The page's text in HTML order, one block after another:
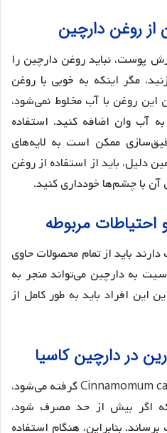
روغن دارچین
پوست، نباید روغن دارچین را
مگر اینکه به خوبی با روغن
روغن با آب مخلوط نمی‌شود،
آب وان اضافه کنید. استفاده
ممکن است به لایه‌های
دلیل، باید از استفاده از روغن
آن با چشم‌ها خودداری کنید.
مربوطه
باید از تمام محصولات حاوی
به دارچین می‌تواند منجر به
این افراد باید به طور کامل از
در دارچین کاسیا
دارچین کاسیا که از درخت Cinnamomum cassia گرفته می‌شود،
که اگر بیش از حد مصرف شود،
بنابراین، هنگام استفاده